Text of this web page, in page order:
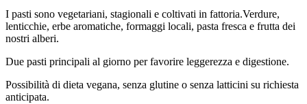
I pasti sono vegetariani, stagionali e coltivati in fattoria.Verdure,
lenticchie, erbe aromatiche, formaggi locali, pasta fresca e frutta dei
nostri alberi.
Due pasti principali al giorno per favorire leggerezza e digestione.
Possibilità di dieta vegana, senza glutine o senza latticini su richiesta
anticipata.